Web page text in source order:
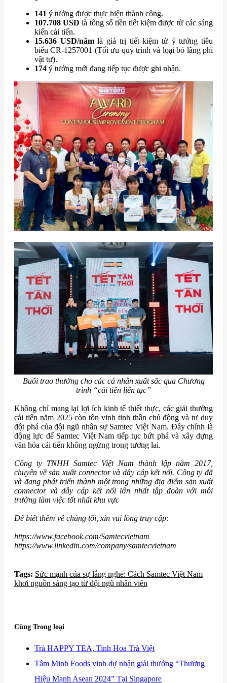
141 ý tưởng được thực hiện thành công.
107.708 USD là tổng số tiền tiết kiệm được từ các sáng
kiến cải tiến.
15.636 USD/nămlà giá trị tiết kiệm từ ý tưởng tiêu
biểu CR-1257001 (Tối ưu quy trình và loại bỏ lãng phí
vật tư).
174 ý tưởng mới đang tiếp tục được ghi nhận.
Buổi trao thưởng cho các cá nhân xuất sắc qua Chương
trình “cải tiến liên tục”
Không chỉ mang lại lợi ích kinh tế thiết thực, các giải thưởng
cải tiến năm 2025 còn tôn vinh tinh thần chủ động và tư duy
đột phá của đội ngũ nhân sự Samtec Việt Nam. Đây chính là
động lực để Samtec Việt Nam tiếp tục bứt phá và xây dựng
văn hóa cải tiến không ngừng trong tương lai.
Công ty TNHH Samtec Việt Nam thành lập năm 2017,
chuyên về sản xuất connector và dây cáp kết nối. Công ty đã
và đang phát triển thành một trong những địa điểm sản xuất
connector và dây cáp kết nối lớn nhất tập đoàn với môi
trường làm việc tốt nhất khu vực
Để biết thêm về chúng tôi, xin vui lòng truy cập:
https://www.facebook.com/Samtecvietnam
https://www.linkedin.com/company/samtecvietnam
Tags: Sức mạnh của sự lắng nghe: Cách Samtec Việt Nam
khơi nguồn sáng tạo từ đội ngũ nhân viên
Cùng Trong loại
​Trà HAPPY TEA, Tinh Hoa Trà Việt
​Tâm Minh Foods vinh dự nhận giải thưởng “Thương
Hiệu Mạnh Asean 2024” Tại Singapore